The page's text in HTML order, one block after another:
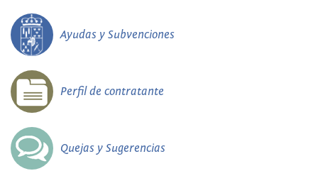
Ayudas y Subvenciones
Perfil de contratante
Quejas y Sugerencias